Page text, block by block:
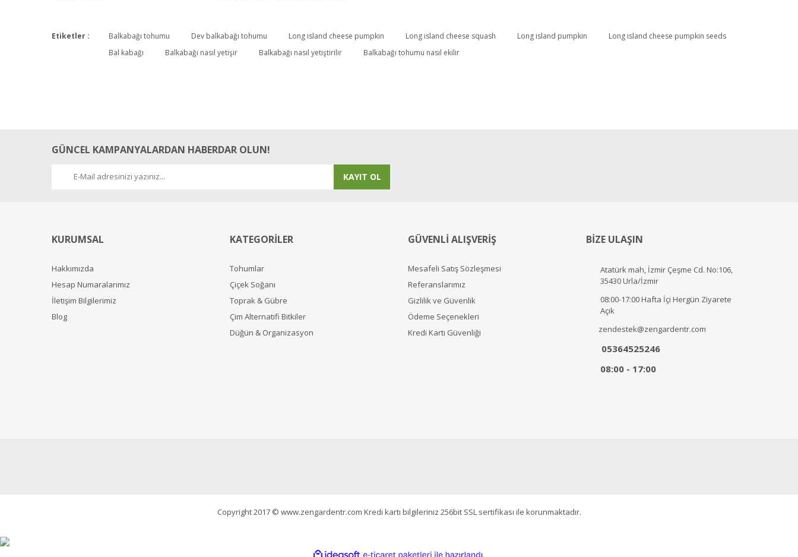
Bu ürüne ilk yorumu siz yapın!
Etiketler : Balkabağı tohumu Dev balkabağı tohumu Long island cheese pumpkin Long island cheese squash Long island pumpkin
Long island cheese pumpkin seeds
Bal kabağı
Balkabağı nasıl yetişir Balkabağı nasıl yetiştirilir Balkabağı tohumu nasıl ekilir
GÜNCEL KAMPANYALARDAN HABERDAR OLUN!
KAYIT OL
KURUMSAL
Hakkımızda
Hesap Numaralarımız
İletişim Bilgilerimiz
Blog
KATEGORİLER
Tohumlar
Çiçek Soğanı
Toprak & Gübre
Çim Alternatifi Bitkiler
Düğün & Organizasyon
GÜVENLİ ALIŞVERİŞ
Mesafeli Satış Sözleşmesi
Referanslarımız
Gizlilik ve Güvenlik
Ödeme Seçenekleri
Kredi Kartı Güvenliği
BİZE ULAŞIN
Atatürk mah, İzmir Çeşme Cd. No:106,
35430 Urla/İzmir
08:00-17:00 Hafta İçi Hergün Ziyarete
Açık
zendestek@zengardentr.com
05364525246
08:00 - 17:00
Copyright 2017 © www.zengardentr.com Kredi kartı bilgileriniz 256bit SSL sertifikası ile korunmaktadır.
ideasoft e-